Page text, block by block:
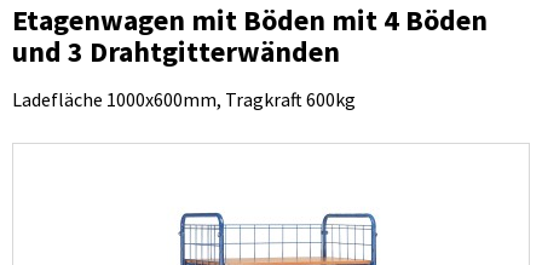
Etagenwagen mit Böden mit 4 Böden
und 3 Drahtgitterwänden
Ladefläche 1000x600mm, Tragkraft 600kg